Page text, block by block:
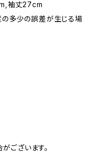
袖丈27cm
多少の誤差が生じる場
ございます。